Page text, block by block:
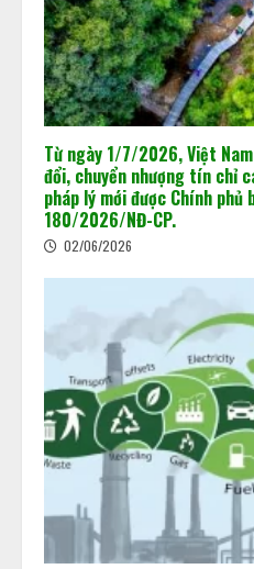
Từ ngày 1/7/2026, Việt
đổi, chuyển nhượng tín chỉ
pháp lý mới được Chính phủ
180/2026/NĐ-CP.
02/06/2026